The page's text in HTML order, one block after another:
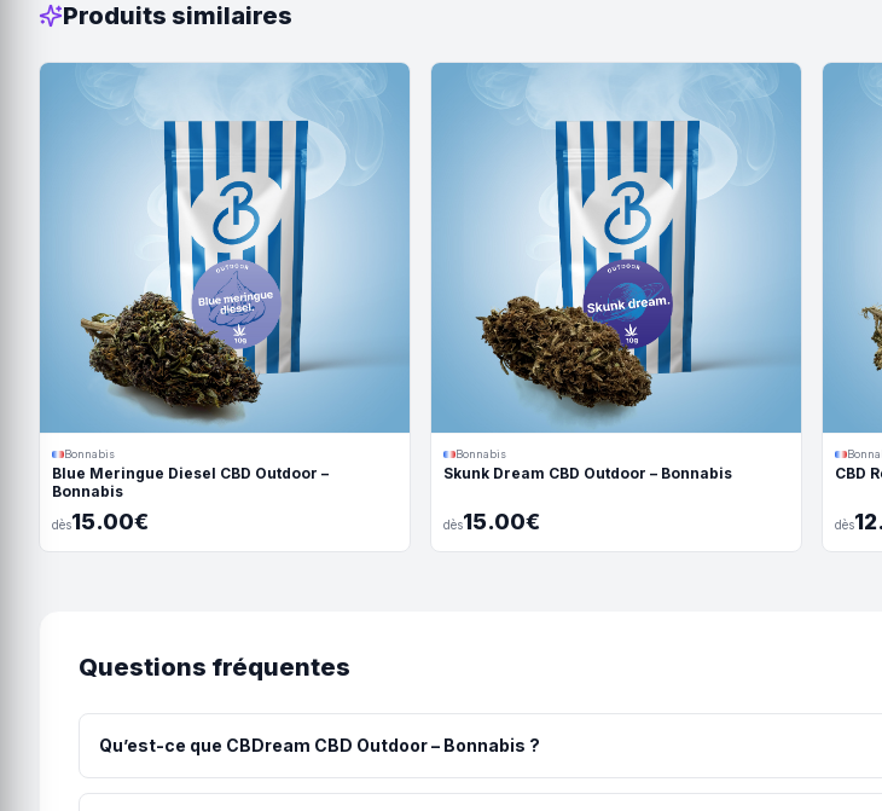
Produits similaires
Bonnabis
Blue Meringue Diesel CBD Outdoor –
Bonnabis
dès15.00€
Bonnabis
Skunk Dream CBD Outdoor – Bonnabis
dès15.00€
CBD
dès
Questions fréquentes
Qu’est-ce que CBDream CBD Outdoor – Bonnabis ?
La CBDream est une fleur de CBD outdoor cultivée en pleine terre dans les Alpes-de-Haute-